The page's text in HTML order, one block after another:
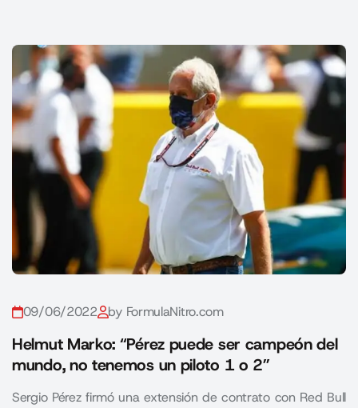
09/06/2022 by FormulaNitro.com
Helmut Marko: “Pérez puede ser campeón del
mundo, no tenemos un piloto 1 o 2”
Sergio Pérez firmó una extensión de contrato con Red Bull